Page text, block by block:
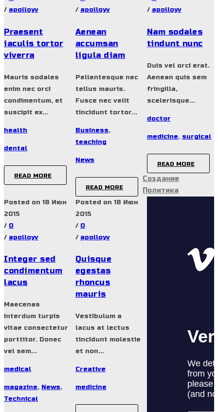
/ apolloyv
Praesent
iaculis tortor
viverra
Mauris sodales
enim nec orci
condimentum, et
suscipit ex...
health
dental
READ MORE
/ apolloyv
Aenean
accumsan
ligula diam
Pellentesque nec
tellus mauris.
Fusce nec velit
tincidunt tortor...
Business,
teaching
News
READ MORE
/ apolloyv
Nam sodales
tindunt nunc
Duis vel orci erat.
Aenean quis sem
fringilla,
scelerisque...
doctor
medicine, surgical
READ MORE
Posted on 18 Июн
2015
/ 0
/ apolloyv
Integer sed
condimentum
lacus
Maecenas
interdum turpis
vitae consectetur
porttitor. Donec
vel sem...
medical
magazine, News,
Technical
Posted on 18 Июн
2015
/ 0
/ apolloyv
Quisque
egestas
rhoncus
mauris
Vestibulum a
lacus at lectus
tincidunt molestie
et non...
Creative
medicine
Создание
Политика